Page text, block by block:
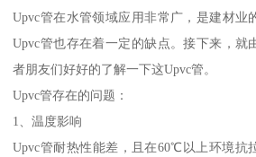
Upvc管在水管领域应用非常广，是建材业
Upvc管也存在着一定的缺点。接下来，就
者朋友们好好的了解一下这Upvc管。
Upvc管存在的问题：
1、温度影响
Upvc管耐热性能差，且在60℃以上环境抗